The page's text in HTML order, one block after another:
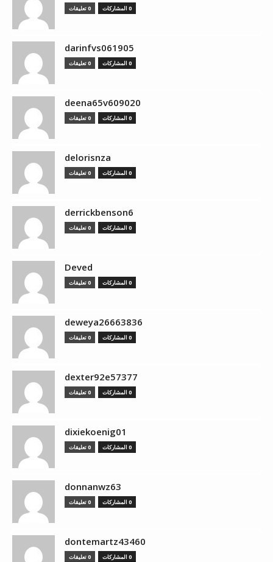
0 المشاركات 0 تعليقات
darinfvs061905
0 المشاركات 0 تعليقات
deena65v609020
0 المشاركات 0 تعليقات
delorisnza
0 المشاركات 0 تعليقات
derrickbenson6
0 المشاركات 0 تعليقات
Deved
0 المشاركات 0 تعليقات
deweya26663836
0 المشاركات 0 تعليقات
dexter92e57377
0 المشاركات 0 تعليقات
dixiekoenig01
0 المشاركات 0 تعليقات
donnanwz63
0 المشاركات 0 تعليقات
dontemartz43460
0 المشاركات 0 تعليقات